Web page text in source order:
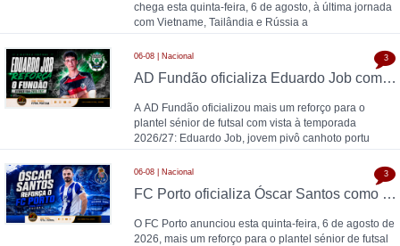
chega esta quinta-feira, 6 de agosto, à última jornada
com Vietname, Tailândia e Rússia a
06-08 | Nacional
AD Fundão oficializa Eduardo Job como reforço para 2026/27
A AD Fundão oficializou mais um reforço para o
plantel sénior de futsal com vista à temporada
2026/27: Eduardo Job, jovem pivô canhoto portu
3
06-08 | Nacional
FC Porto oficializa Óscar Santos como 13.º reforço para o futsal: "O futsal acompanhou-me durante toda a vida"
O FC Porto anunciou esta quinta-feira, 6 de agosto de
2026, mais um reforço para o plantel sénior de futsal
3